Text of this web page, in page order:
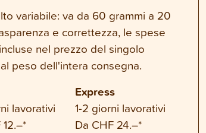
variabile: va da 60 grammi a 20
e correttezza, le spese
nel prezzo del singolo
peso dell'intera consegna.
lavorativi
Express
1-2 giorni lavorativi
Da CHF 24.–*